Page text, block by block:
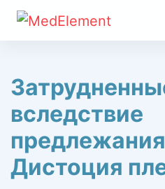
вследствие
Дистоция